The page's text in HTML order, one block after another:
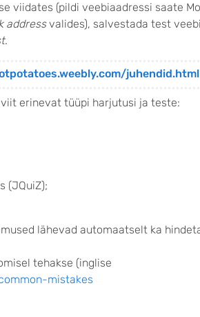
viidates (pildi veebiaadressi saate
addressvalides), salvestada test
.
juhendid.html
erinevat tüüpi harjutusi ja teste:
(JQuiZ);
lähevad automaatselt ka
tehakse (inglise
mistakes